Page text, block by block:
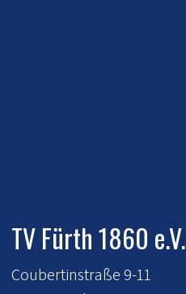
TV Fürth 1860 e.V.
Coubertinstraße 9-11